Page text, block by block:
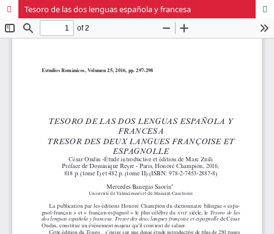
Tesoro de las dos lenguas española y francesa